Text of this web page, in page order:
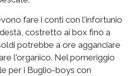
fare i conti con l'infortunio
costretto ai box fino a
potrebbe a ore agganciare
l'organico. Nel pomeriggio
per i Buglio-boys con